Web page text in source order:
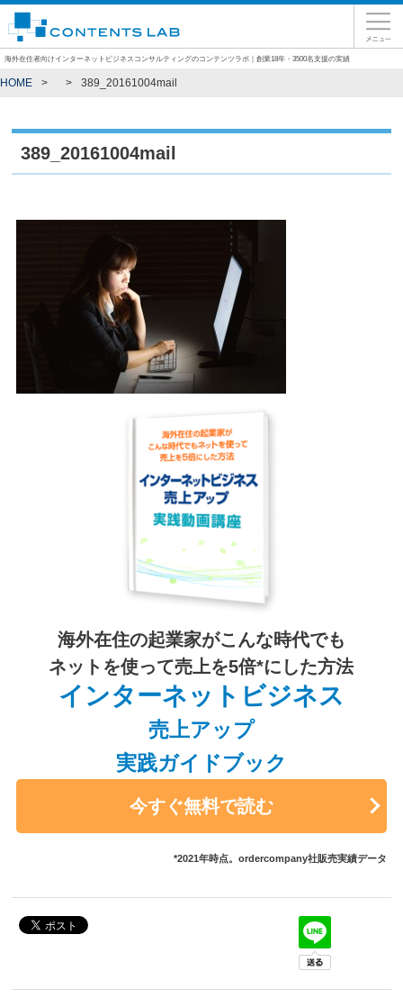
海外在住者向けインターネットビジネスコンサルティングのコンテンツラボ｜創業18年・3500名支援の実績
HOME 389_20161004mail
389_20161004mail
海外在住の起業家がこんな時代でも
ネットを使って売上を5倍*にした方法
インターネットビジネス
売上アップ
実践ガイドブック
今すぐ無料で読む
*2021年時点。ordercompany社販売実績データ